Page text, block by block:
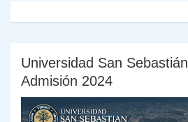
Universidad San Sebastián
Admisión 2024